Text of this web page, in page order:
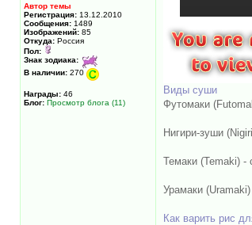
Автор темы
Регистрация: 13.12.2010
Сообщения: 1489
Изображений: 85
Откуда: Россия
Пол:
Знак зодиака:
В наличии: 270
Награды: 46
Блог: Просмотр блога (11)
Виды суши
Футомаки
Нигири-зуши
Темаки (Temaki) -
Урамаки
Как варить рис